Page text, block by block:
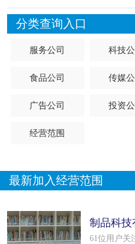
分类查询入口
服务公司 科技公
食品公司 传媒公
广告公司 投资公
经营范围
最新加入经营范围
制品科技
么填写（
61位用户关